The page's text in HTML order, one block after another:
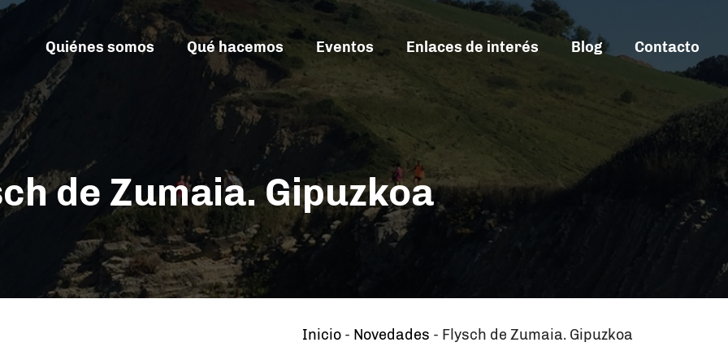
Quiénes somos Qué hacemos Eventos Enlaces de interés Blog Contacto
de Zumaia. Gipuzkoa
Inicio - Novedades - Flysch de Zumaia. Gipuzkoa